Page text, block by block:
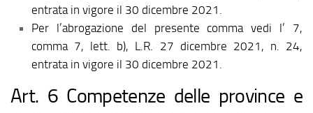
entrata in vigore il 30 dicembre 2021.
Per l’abrogazione del presente comma vedi l’ 7,
comma 7, lett. b), L.R. 27 dicembre 2021, n. 24,
entrata in vigore il 30 dicembre 2021.
Art. 6 Competenze delle province e